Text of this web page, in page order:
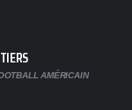
AMÉRICAIN